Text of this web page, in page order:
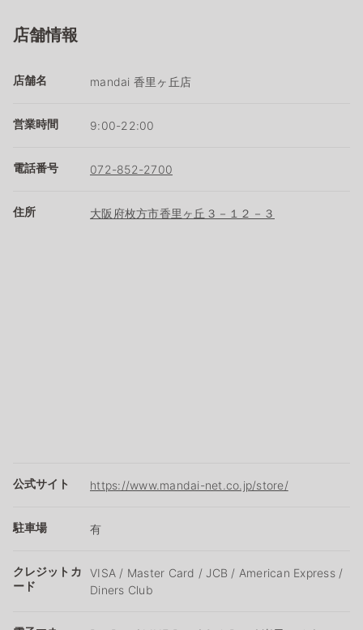
店舗情報
店舗名 mandai 香里ヶ丘店
営業時間 9:00-22:00
電話番号 072-852-2700
住所 大阪府枚方市香里ヶ丘３－１２－３
公式サイト https://www.mandai-net.co.jp/store/
駐車場 有
クレジットカ
ード
VISA / Master Card / JCB / American Express /
Diners Club